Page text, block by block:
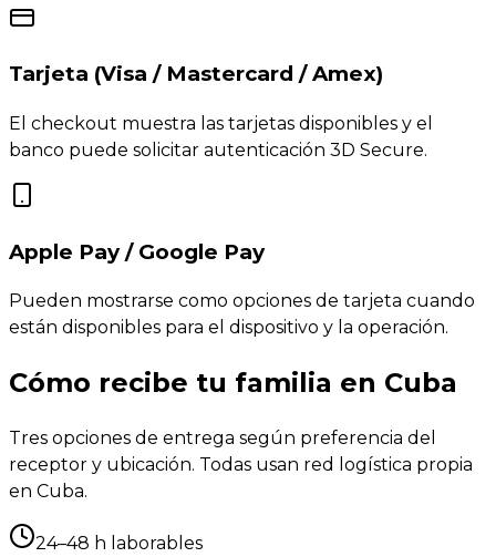
Tarjeta (Visa / Mastercard / Amex)
El checkout muestra las tarjetas disponibles y el
banco puede solicitar autenticación 3D Secure.
Apple Pay / Google Pay
Pueden mostrarse como opciones de tarjeta cuando
están disponibles para el dispositivo y la operación.
Cómo recibe tu familia en Cuba
Tres opciones de entrega según preferencia del
receptor y ubicación. Todas usan red logística propia
en Cuba.
24–48 h laborables